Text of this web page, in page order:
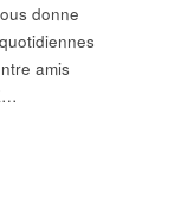
donne
amis